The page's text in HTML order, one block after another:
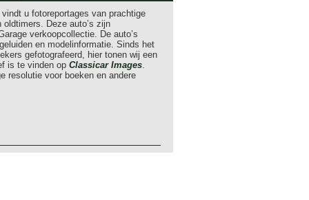
u fotoreportages van prachtige
oldtimers. Deze auto’s zijn
verkoopcollectie. De auto’s
en modelinformatie. Sinds het
gefotografeerd, hier tonen wij een
is te vinden op Classicar Images.
resolutie voor boeken en andere